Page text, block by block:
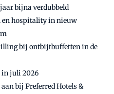
bijna verdubbeld
en hospitality in nieuw
bij ontbijtbuffetten in de
in juli 2026
bij Preferred Hotels &